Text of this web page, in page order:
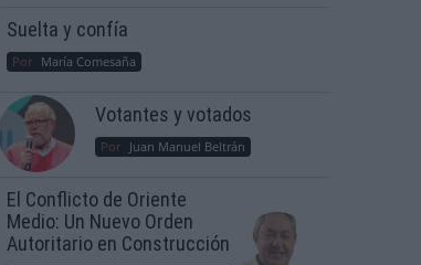
Suelta y confía
Por María Comesaña
Votantes y votados
Por Juan Manuel Beltrán
El Conflicto de Oriente
Medio: Un Nuevo Orden
Autoritario en Construcción